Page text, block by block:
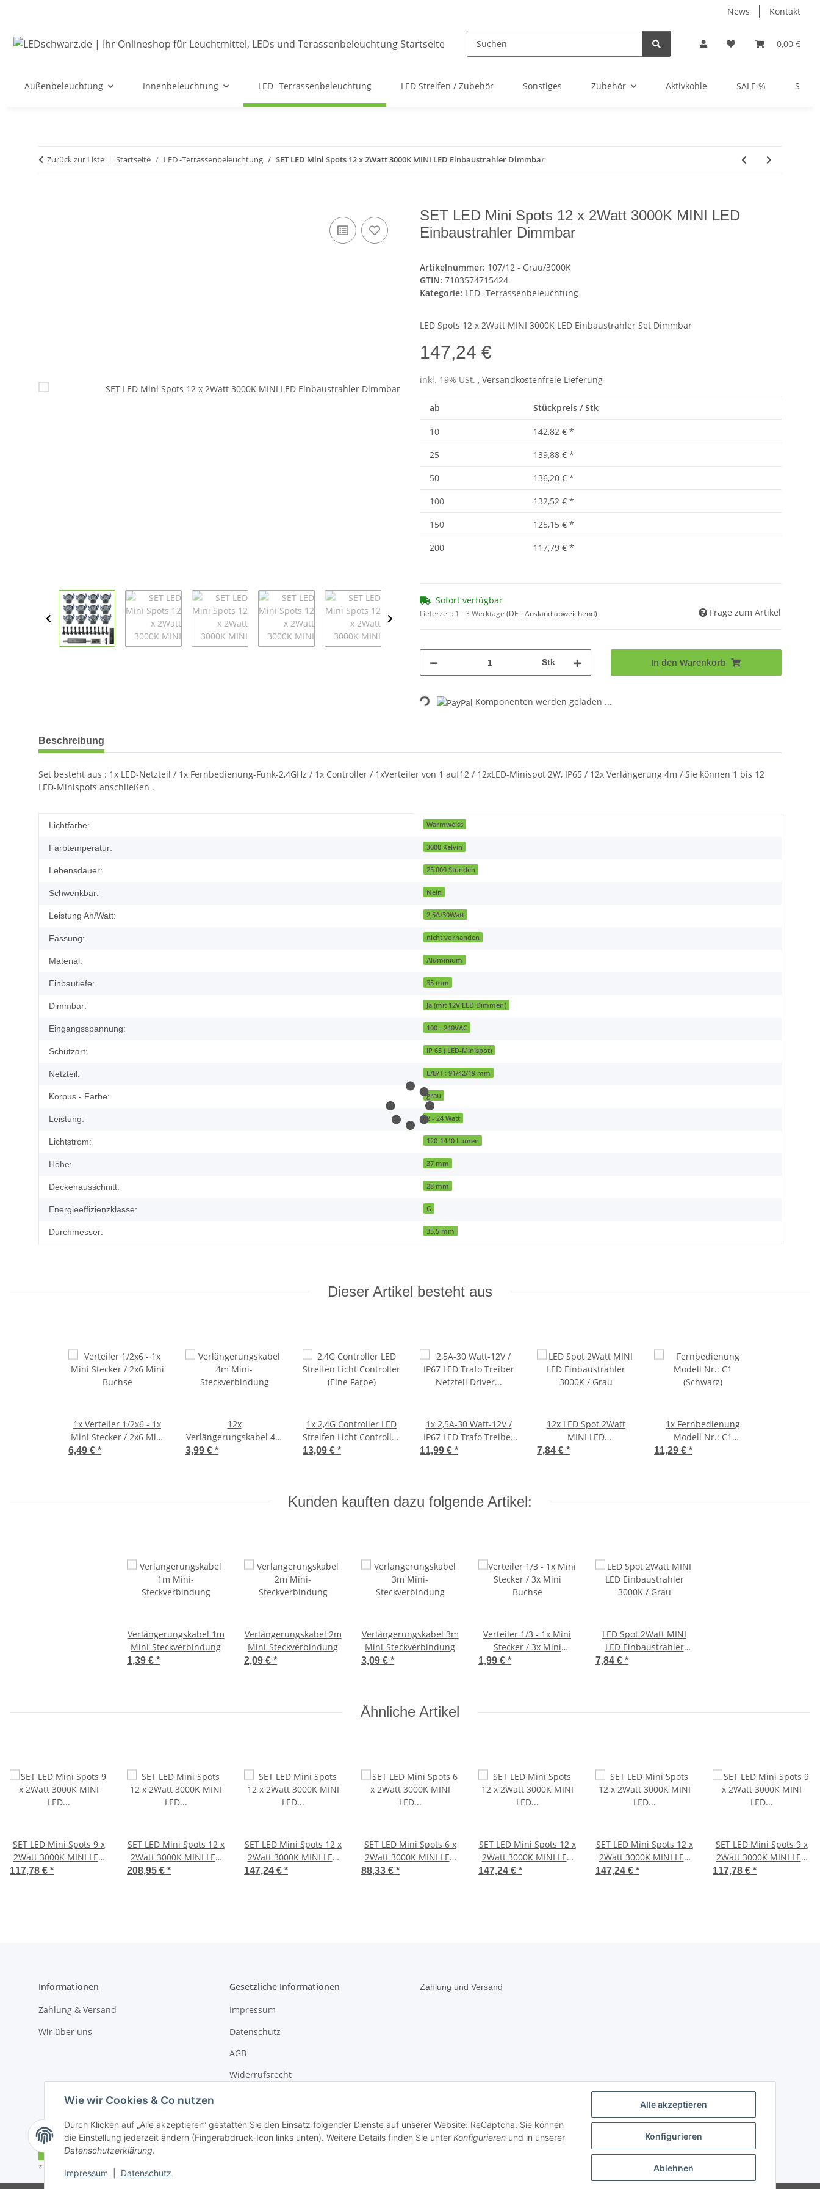
Alle akzeptieren
Konfigurieren
Ablehnen
Wie wir Cookies & Co nutzen
Durch Klicken auf „Alle akzeptieren“ gestatten Sie den Einsatz folgender Dienste auf unserer Website: ReCaptcha. Sie können
die Einstellung jederzeit ändern (Fingerabdruck-Icon links unten). Weitere Details finden Sie unter Konfigurieren und in unserer
Datenschutzerklärung.
Impressum Datenschutz
News Kontakt
0,00 €
Außenbeleuchtung Innenbeleuchtung LED -Terrassenbeleuchtung LED Streifen / Zubehör Sonstiges Zubehör Aktivkohle SALE %
Zurück zur Liste Startseite LED -Terrassenbeleuchtung SET LED Mini Spots 12 x 2Watt 3000K MINI LED Einbaustrahler Dimmbar
SET LED Mini Spots 12 x 2Watt 3000K MINI LED
Einbaustrahler Dimmbar
Artikelnummer: 107/12 - Grau/3000K
GTIN: 7103574715424
Kategorie: LED -Terrassenbeleuchtung
LED Spots 12 x 2Watt MINI 3000K LED Einbaustrahler Set Dimmbar
147,24 €
inkl. 19% USt. , Versandkostenfreie Lieferung
ab Stückpreis / Stk
10 142,82 € *
25
139,88 € *
50
136,20 € *
100
132,52 € *
150
125,15 € *
200
117,79 € *
Sofort verfügbar
Lieferzeit: 1 - 3 Werktage (DE - Ausland abweichend) Frage zum Artikel
Stk In den Warenkorb
Loading... Komponenten werden geladen ...
weitere Registerkarten anzeigen
Beschreibung
Set besteht aus : 1x LED-Netzteil / 1x Fernbedienung-Funk-2,4GHz / 1x Controller / 1xVerteiler von 1 auf12 / 12xLED-Minispot 2W, IP65 / 12x Verlängerung 4m / Sie können 1 bis 12
LED-Minispots anschließen .
Produkteigenschaft
Wert
Lichtfarbe: Warmweiss
Farbtemperatur: 3000 Kelvin
Lebensdauer: 25.000 Stunden
Schwenkbar: Nein
Leistung Ah/Watt: 2,5A/30Watt
Fassung: nicht vorhanden
Material: Aluminium
Einbautiefe: 35 mm
Dimmbar: Ja (mit 12V LED Dimmer )
Eingangsspannung: 100 - 240VAC
Schutzart: IP 65 ( LED-Minispot)
Netzteil: L/B/T : 91/42/19 mm
Korpus - Farbe: grau
Leistung: 2 - 24 Watt
Lichtstrom: 120-1440 Lumen
Höhe: 37 mm
Deckenausschnitt: 28 mm
Energieeffizienzklasse: G
Durchmesser: 35,5 mm
Dieser Artikel besteht aus
1x Verteiler 1/2x6 - 1x
Mini Stecker / 2x6 Mini
6,49 € *
12x
Verlängerungskabel 4m
Mini-Steckverbindung
3,99 € *
1x 2,4G Controller LED
Streifen Licht Controller
(Eine Farbe)
13,09 € *
1x 2,5A-30 Watt-12V /
IP67 LED Trafo Treiber
Netzteil Driver
11,99 € *
12x LED Spot 2Watt
MINI LED
Einbaustrahler 3000K /
7,84 € *
1x Fernbedienung
Modell Nr.: C1
(Schwarz)
11,29 € *
Kunden kauften dazu folgende Artikel:
Verlängerungskabel 1m
Mini-Steckverbindung
1,39 € *
Verlängerungskabel 2m
Mini-Steckverbindung
2,09 € *
Verlängerungskabel 3m
Mini-Steckverbindung
3,09 € *
Verteiler 1/3 - 1x Mini
Stecker / 3x Mini
1,99 € *
LED Spot 2Watt MINI
LED Einbaustrahler
3000K / Grau
7,84 € *
Ähnliche Artikel
SET LED Mini Spots 9 x
2Watt 3000K MINI LED
Einbaustrahler
117,78 € *
SET LED Mini Spots 12 x
2Watt 3000K MINI LED
Einbaustrahler
208,95 € *
SET LED Mini Spots 12 x
2Watt 3000K MINI LED
Einbaustrahler
147,24 € *
SET LED Mini Spots 6 x
2Watt 3000K MINI LED
Einbaustrahler Weiß
88,33 € *
SET LED Mini Spots 12 x
2Watt 3000K MINI LED
Einbaustrahler Weiß
147,24 € *
SET LED Mini Spots 12 x
2Watt 3000K MINI LED
Einbaustrahler
147,24 € *
SET LED Mini Spots 9 x
2Watt 3000K MINI LED
Einbaustrahler
117,78 € *
Informationen
Zahlung & Versand
Wir über uns
Gesetzliche Informationen
Impressum
Datenschutz
AGB
Widerrufsrecht
Zahlung und Versand
Vertrag widerrufen
* Alle Preise inkl. gesetzlicher USt., zzgl.